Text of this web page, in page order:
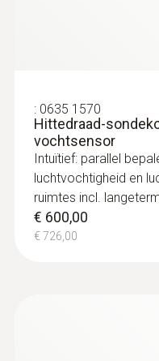
: 0635 1570
Hittedraad-
vochtsensor
Intuïtief: parallel
luchtvochtigheid en
ruimtes incl.
€ 600,00
€ 726,00